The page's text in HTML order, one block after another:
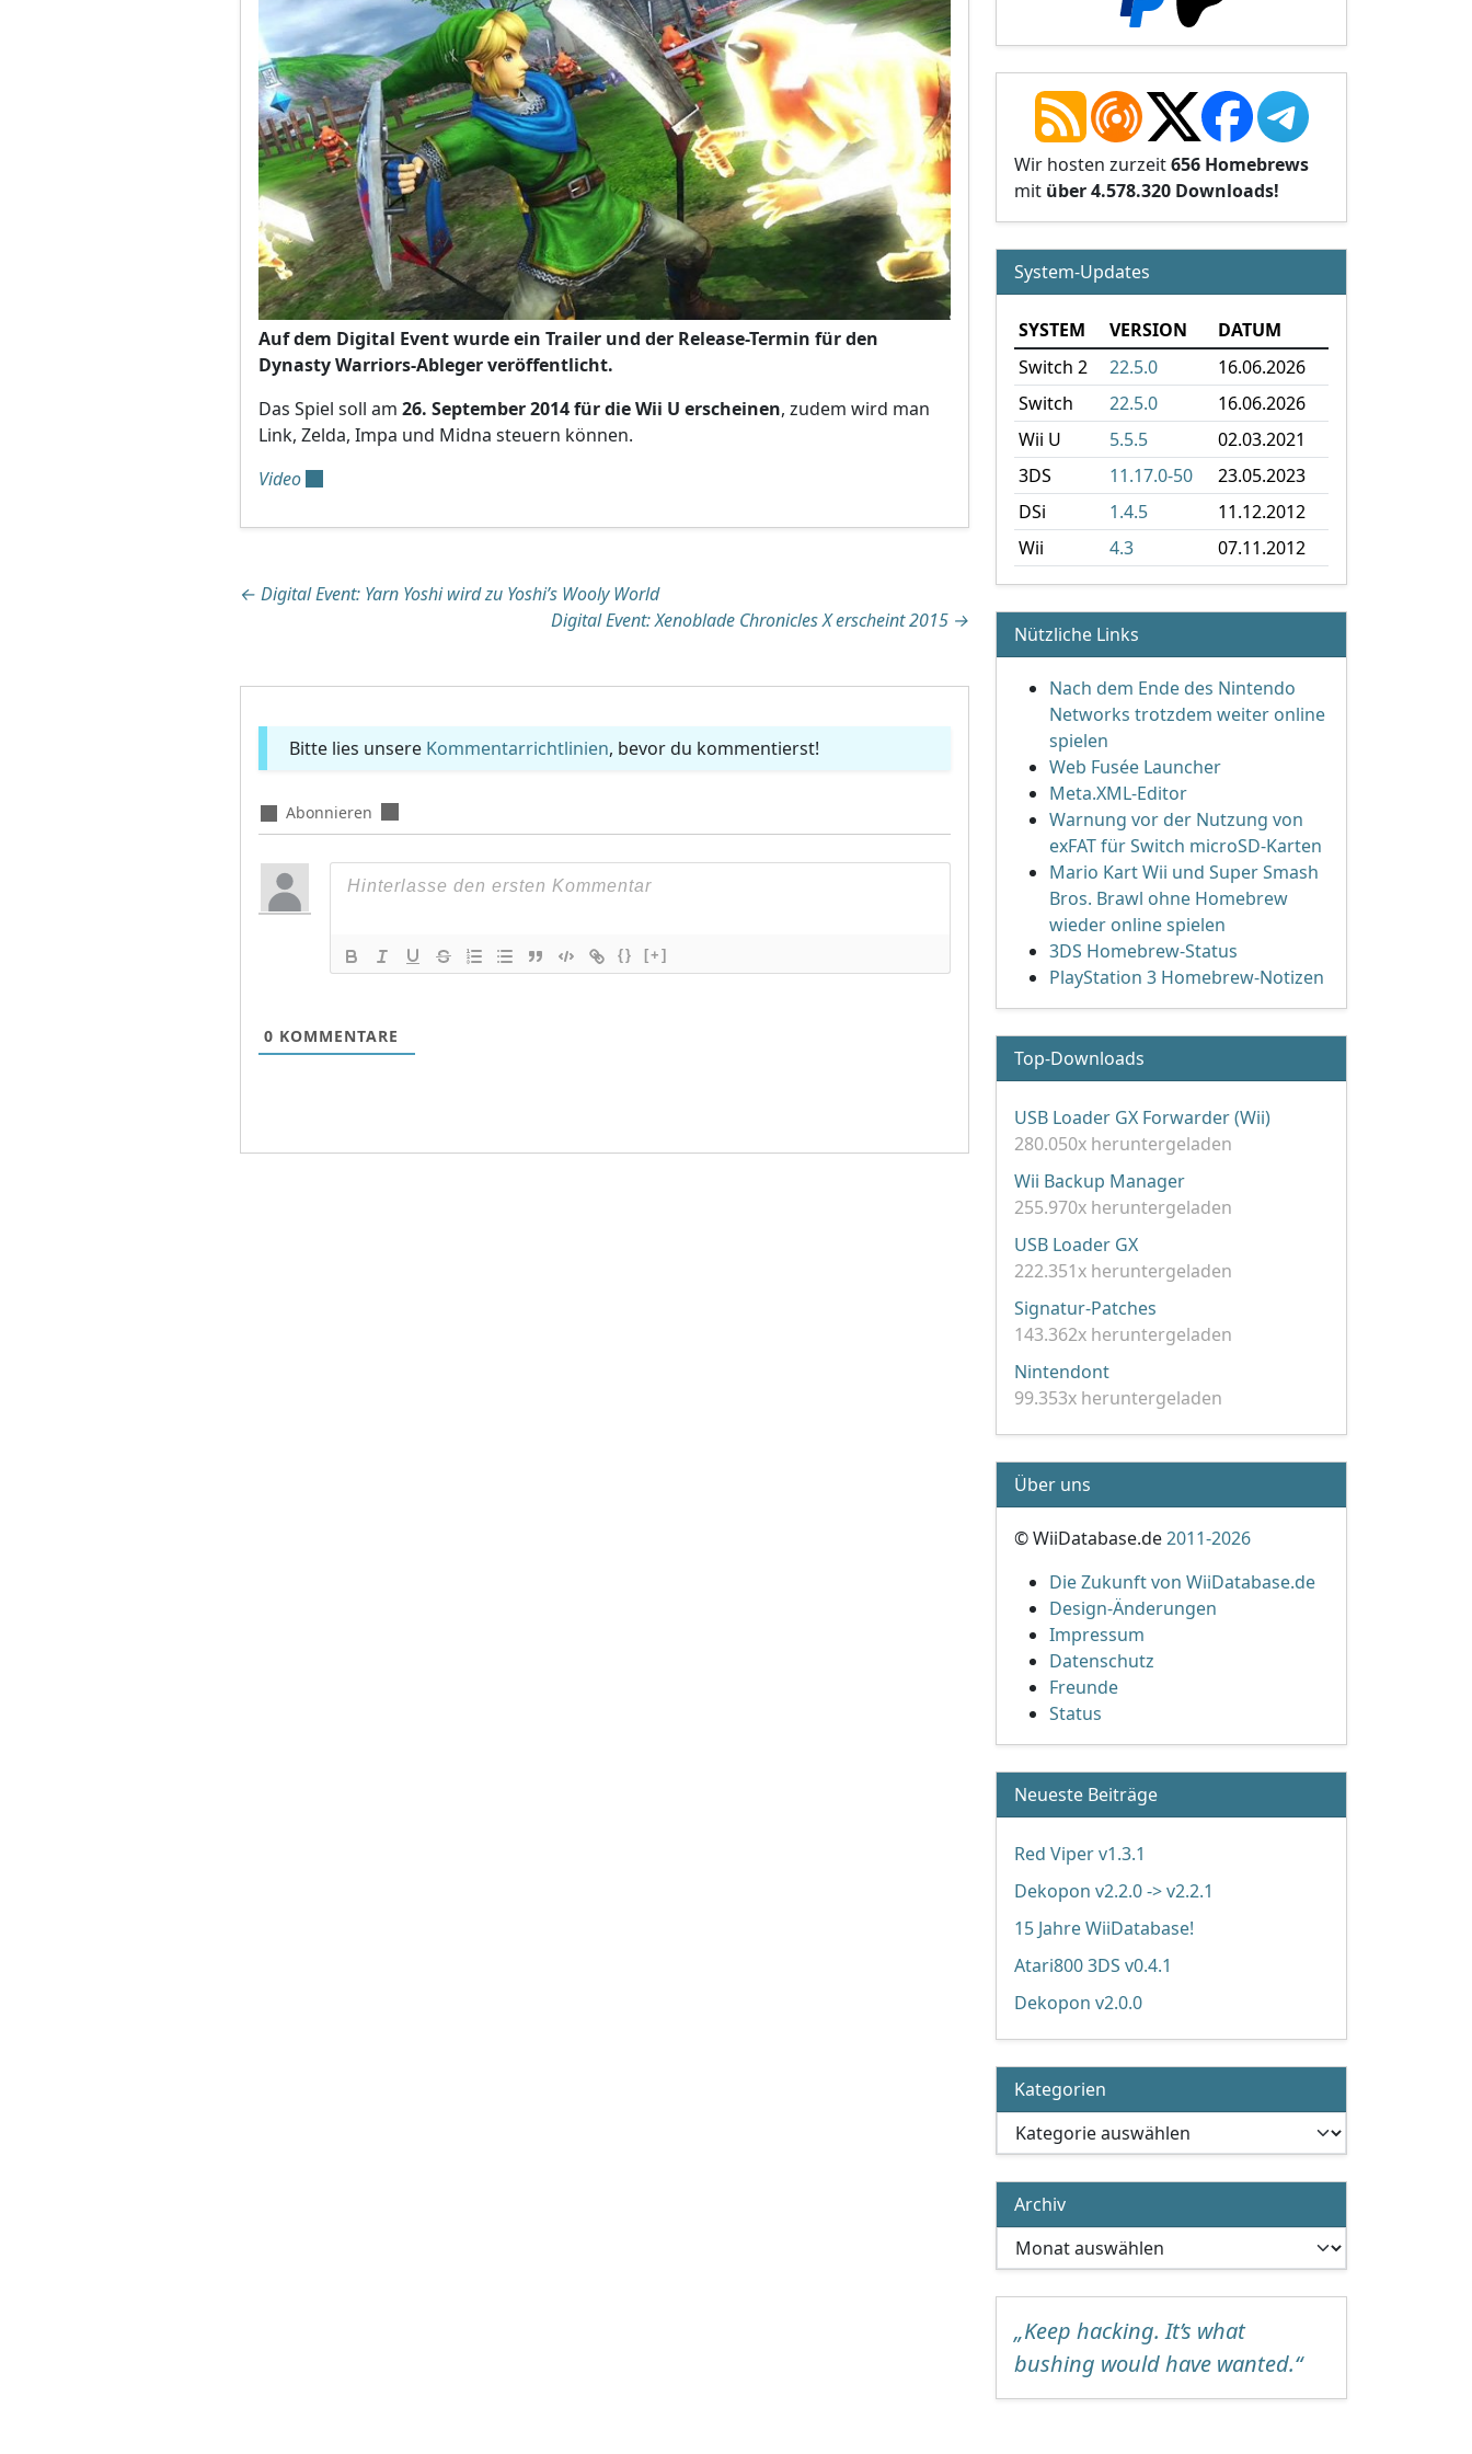
Auf dem Digital Event wurde ein Trailer und der Release-Termin für den
Dynasty Warriors-Ableger veröffentlicht.
Das Spiel soll am 26. September 2014 für die Wii U erscheinen, zudem wird man
Link, Zelda, Impa und Midna steuern können.
Video
Beitragsnavigation
← Digital Event: Yarn Yoshi wird zu Yoshi’s Wooly World
Digital Event: Xenoblade Chronicles X erscheint 2015 →
Bitte lies unsere Kommentarrichtlinien, bevor du kommentierst!
Abonnieren
{} [+]
0 KOMMENTARE
Wir hosten zurzeit656 Homebrews
mit über 4.578.320 Downloads!
System-Updates
SYSTEM VERSION
DATUM
Switch 2
22.5.0
16.06.2026
Switch
22.5.0
16.06.2026
Wii U
5.5.5
02.03.2021
3DS
11.17.0-50
23.05.2023
DSi
1.4.5
11.12.2012
Wii
4.3 07.11.2012
Nützliche Links
Nach dem Ende des Nintendo
Networks trotzdem weiter online
spielen
Web Fusée Launcher
Meta.XML-Editor
Warnung vor der Nutzung von
exFAT für Switch microSD-Karten
Mario Kart Wii und Super Smash
Bros. Brawl ohne Homebrew
wieder online spielen
3DS Homebrew-Status
PlayStation 3 Homebrew-Notizen
Top-Downloads
USB Loader GX Forwarder (Wii)
280.050x heruntergeladen
Wii Backup Manager
255.970x heruntergeladen
USB Loader GX
222.351x heruntergeladen
Signatur-Patches
143.362x heruntergeladen
Nintendont
99.353x heruntergeladen
Über uns
© WiiDatabase.de2011-2026
Die Zukunft von WiiDatabase.de
Design-Änderungen
Impressum
Datenschutz
Freunde
Status
Neueste Beiträge
Red Viper v1.3.1
Dekopon v2.2.0 -> v2.2.1
15 Jahre WiiDatabase!
Atari800 3DS v0.4.1
Dekopon v2.0.0
Kategorien
Kategorien
Archiv
Archiv
„Keep hacking. It’s what
bushing would have wanted.“